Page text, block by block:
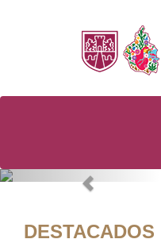
Previous
DESTACADOS